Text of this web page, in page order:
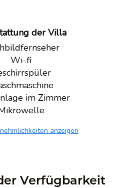
der Villa
Wi-fi
im Zimmer
anzeigen
Verfügbarkeit